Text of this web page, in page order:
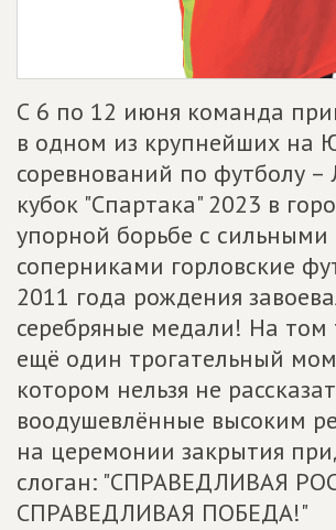
С 6 по 12 июня команда
в одном из крупнейших на
соревнований по футболу –
кубок "Спартака" 2023 в
упорной борьбе с сильными
соперниками горловские
2011 года рождения
серебряные медали! На том
ещё один трогательный
котором нельзя не
воодушевлённые высоким
на церемонии закрытия
слоган: "СПРАВЕДЛИВАЯ
СПРАВЕДЛИВАЯ ПОБЕДА!"